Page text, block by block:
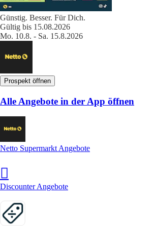
Günstig. Besser. Für Dich.
Gültig bis 15.08.2026
Mo. 10.8. - Sa. 15.8.2026
Prospekt öffnen
Alle Angebote in der App öffnen
Netto Supermarkt Angebote
Discounter Angebote